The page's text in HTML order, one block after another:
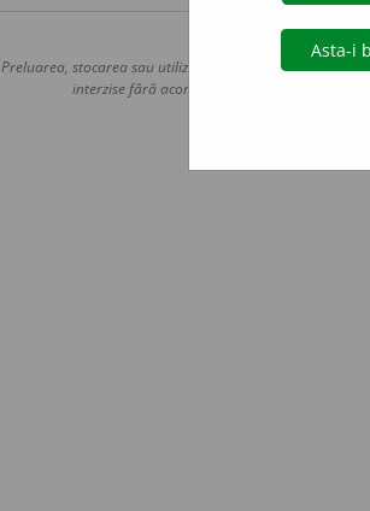
Copyright ©
Preluarea, stocarea sau utilizarea datelor de pe acest
interzise fără acordul nostru prealabil scris,